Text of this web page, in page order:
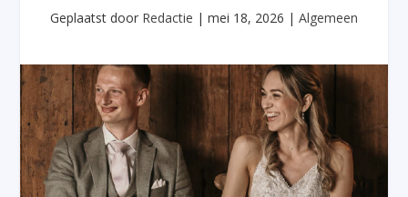
Geplaatst door Redactie | mei 18, 2026 | Algemeen